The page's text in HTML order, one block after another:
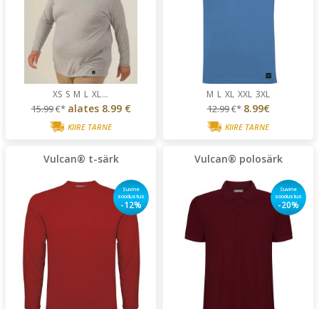
XS S M L XL...
15.99€* alates8.99 €
KIIRE TARNE
M L XL XXL 3XL
12.99€* 8.99€
KIIRE TARNE
Vulcan® t-särk
Suvine
soodustus
-12%
Vulcan® polosärk
Suvine
soodustus
-20%